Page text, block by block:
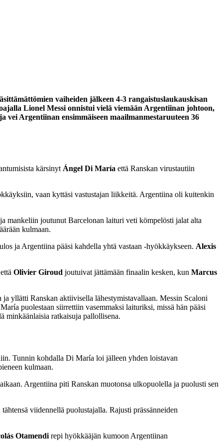
vaiheiden jälkeen 4-3 rangaistuslaukauskisan
Lionel Messi onnistui vielä viemään Argentiinan johtoon,
Argentiinan ensimmäiseen maailmanmestaruuteen 36
kärsinyt Ángel Di María että Ranskan virustautiin
vaan kyttäsi vastustajan liikkeitä. Argentiina oli kuitenkin
mankeliin joutunut Barcelonan laituri veti kömpelösti jalat alta
kulmaan.
ja Argentiina pääsi kahdella yhtä vastaan -hyökkäykseen. Alexis
Olivier Giroud joutuivat jättämään finaalin kesken, kun Marcus
yllätti Ranskan aktiivisella lähestymistavallaan. Messin Scaloni
puolestaan siirrettiin vasemmaksi laituriksi, missä hän pääsi
minkäänlaisia ratkaisuja pallollisena.
Tunnin kohdalla Di María loi jälleen yhden loistavan
kulmaan.
Argentiina piti Ranskan muotonsa ulkopuolella ja puolusti sen
viidennellä puolustajalla. Rajusti prässänneiden
Otamendi repi hyökkääjän kumoon Argentiinan